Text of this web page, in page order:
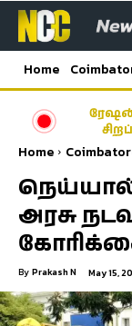
Home
ரேஷன்
Home
நெய்யால்
அரசு
By Prakash N May 15,